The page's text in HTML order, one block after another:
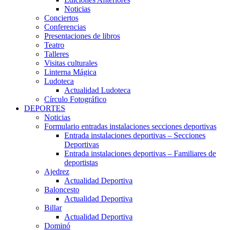
Noticias
Conciertos
Conferencias
Presentaciones de libros
Teatro
Talleres
Visitas culturales
Linterna Mágica
Ludoteca
Actualidad Ludoteca
Círculo Fotográfico
DEPORTES
Noticias
Formulario entradas instalaciones secciones deportivas
Entrada instalaciones deportivas – Secciones
Deportivas
Entrada instalaciones deportivas – Familiares de
deportistas
Ajedrez
Actualidad Deportiva
Baloncesto
Actualidad Deportiva
Billar
Actualidad Deportiva
Dominó